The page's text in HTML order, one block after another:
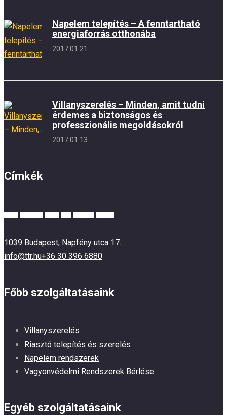
Napelem telepítés – A fenntartható
energiaforrás otthonába
2017.01.21.
Villanyszerelés – Minden, amit tudni
érdemes a biztonságos és
professzionális megoldásokról
2017.01.13.
Címkék
1039 Budapest, Napfény utca 17.
info@ttr.hu+36 30 396 6880
Főbb szolgáltatásaink
Villanyszerelés
Riasztó telepítés és szerelés
Napelem rendszerek
Vagyonvédelmi Rendszerek Bérlése
Egyéb szolgáltatásaink